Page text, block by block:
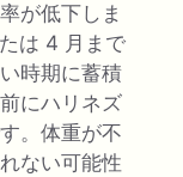
が低下しま
は 4 月まで
時期に蓄積
にハリネズ
。体重が不
ない可能性